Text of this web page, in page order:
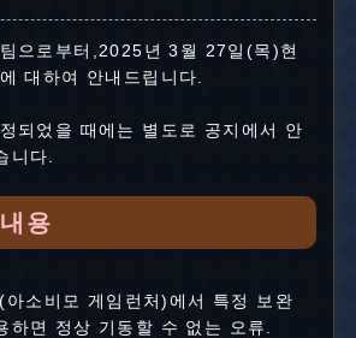
으로부터,2025년 3월 27일(목)현
대하여 안내드립니다.
되었을 때에는 별도로 공지에서 안
니다.
용
아소비모 게임런처)에서 특정 보완
하면 정상 기동할 수 없는 오류.